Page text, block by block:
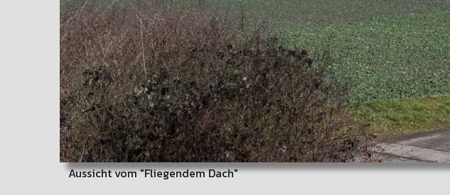
Aussicht vom "Fliegendem Dach"